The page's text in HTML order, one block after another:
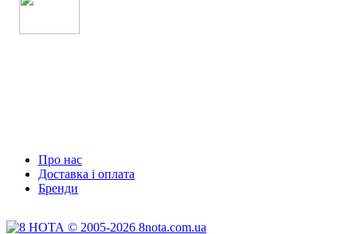
Про нас
Доставка і оплата
Бренди